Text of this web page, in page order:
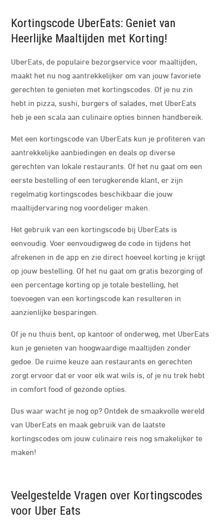
Kortingscode UberEats: Geniet van
Heerlijke Maaltijden met Korting!
UberEats, de populaire bezorgservice voor maaltijden,
maakt het nu nog aantrekkelijker om van jouw favoriete
gerechten te genieten met kortingscodes. Of je nu zin
hebt in pizza, sushi, burgers of salades, met UberEats
heb je een scala aan culinaire opties binnen handbereik.
Met een kortingscode van UberEats kun je profiteren van
aantrekkelijke aanbiedingen en deals op diverse
gerechten van lokale restaurants. Of het nu gaat om een
eerste bestelling of een terugkerende klant, er zijn
regelmatig kortingscodes beschikbaar die jouw
maaltijdervaring nog voordeliger maken.
Het gebruik van een kortingscode bij UberEats is
eenvoudig. Voer eenvoudigweg de code in tijdens het
afrekenen in de app en zie direct hoeveel korting je krijgt
op jouw bestelling. Of het nu gaat om gratis bezorging of
een percentage korting op je totale bestelling, het
toevoegen van een kortingscode kan resulteren in
aanzienlijke besparingen.
Of je nu thuis bent, op kantoor of onderweg, met UberEats
kun je genieten van hoogwaardige maaltijden zonder
gedoe. De ruime keuze aan restaurants en gerechten
zorgt ervoor dat er voor elk wat wils is, of je nu trek hebt
in comfort food of gezonde opties.
Dus waar wacht je nog op? Ontdek de smaakvolle wereld
van UberEats en maak gebruik van de laatste
kortingscodes om jouw culinaire reis nog smakelijker te
maken!
Veelgestelde Vragen over Kortingscodes
voor Uber Eats